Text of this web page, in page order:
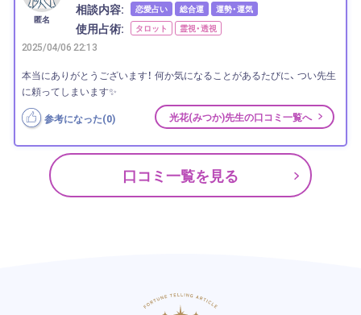
匿名
相談内容: 恋愛占い 総合運 運勢・運気
使用占術: タロット 霊視・透視
2025/04/06 22:13
本当にありがとうございます！ 何か気になることがあるたびに、 つい先生
に頼ってしまいます✨
参考になった(0) 光花(みつか)先生の口コミ一覧へ
口コミ一覧を見る